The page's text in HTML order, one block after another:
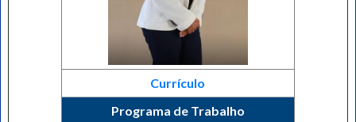
Currículo
Programa de Trabalho